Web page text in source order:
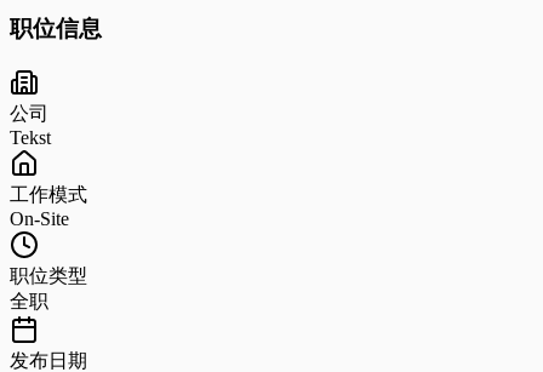
职位信息
公司
Tekst
工作模式
On-Site
职位类型
全职
发布日期